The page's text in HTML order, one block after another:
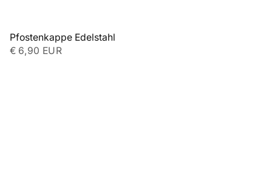
Pfostenkappe Edelstahl
€ 6,90 EUR